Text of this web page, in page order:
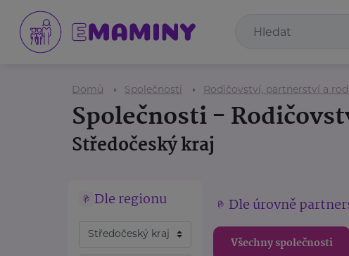
Domů Společnosti Rodičovství, partnerství a
Společnosti -
Středočeský kraj
Dle regionu Dle úrovně
Všechny společnosti